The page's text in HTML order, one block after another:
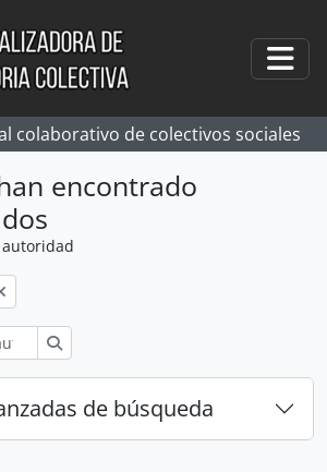
colaborativo de colectivos sociales
encontrado
de búsqueda